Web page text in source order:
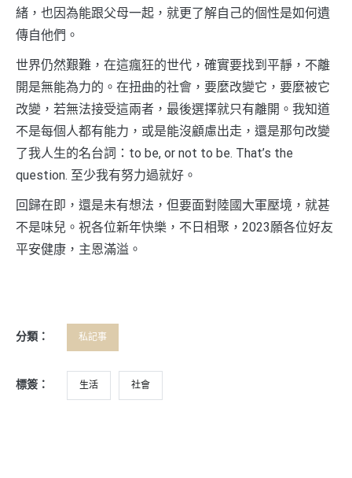
緒，也因為能跟父母一起，就更了解自己的個性是如何遺
傳自他們。
世界仍然艱難，在這瘋狂的世代，確實要找到平靜，不離
開是無能為力的。在扭曲的社會，要麼改變它，要麼被它
改變，若無法接受這兩者，最後選擇就只有離開。我知道
不是每個人都有能力，或是能沒顧慮出走，還是那句改變
了我人生的名台詞：to be, or not to be. That’s the
question. 至少我有努力過就好。
回歸在即，還是未有想法，但要面對陸國大軍壓境，就甚
不是味兒。祝各位新年快樂，不日相聚，2023願各位好友
平安健康，主恩滿溢。
分類： 私記事
標簽： 生活 社會